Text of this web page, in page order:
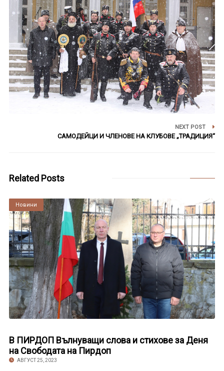
NEXT POST
САМОДЕЙЦИ И ЧЛЕНОВЕ НА КЛУБОВЕ „ТРАДИЦИЯ“
Related Posts
Култура
Новини
В ПИРДОП Вълнуващи слова и стихове за Деня
на Свободата на Пирдоп
АВГУСТ 25, 2023